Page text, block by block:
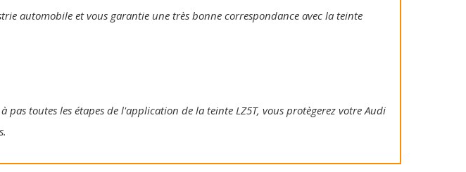
automobile et vous garantie une très bonne correspondance avec la teinte
toutes les étapes de l'application de la teinte LZ5T, vous protègerez votre Audi